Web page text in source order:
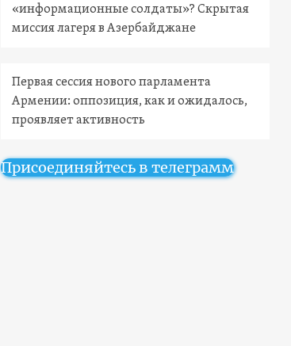
«информационные солдаты»? Скрытая
миссия лагеря в Азербайджане
Первая сессия нового парламента
Армении: оппозиция, как и ожидалось,
проявляет активность
Присоединяйтесь в телеграмм